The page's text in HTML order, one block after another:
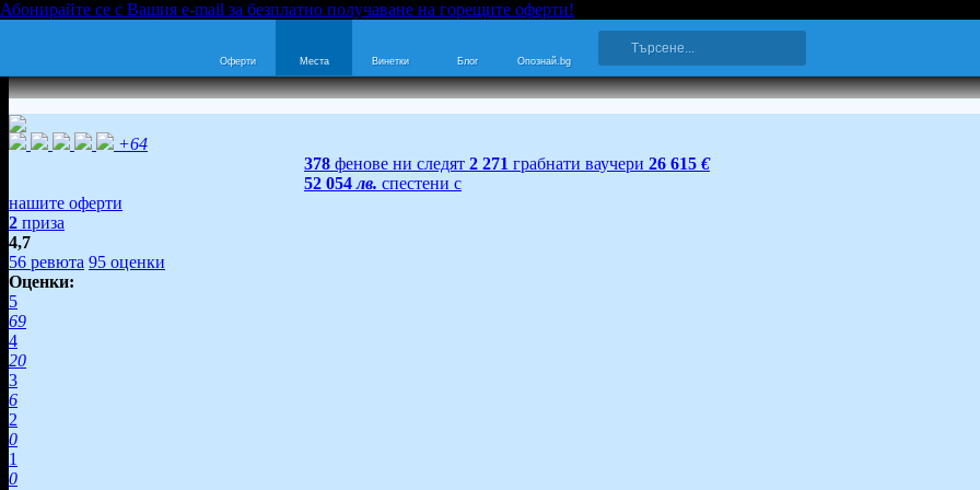
Абонирайте се с Вашия e-mail за безплатно получаване на горещите оферти!
Оферти Места Винетки Блог Опознай.bg
+64
378 фенове ни следят 2 271 грабнати ваучери 26 615 €
52 054лв. спестени с
нашите оферти
2 приза
4,7
56 ревюта 95 оценки
Оценки:
5
69
4
20
3
6
2
0
1
0